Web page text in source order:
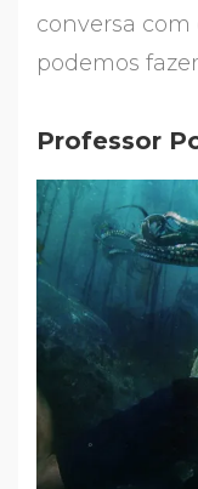
conversa com
podemos
Professor